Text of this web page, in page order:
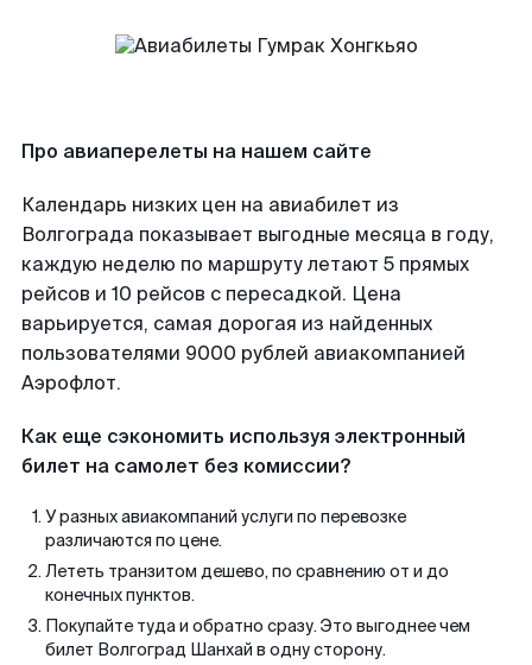
Про авиаперелеты на нашем сайте
Календарь низких цен на авиабилет из
Волгограда показывает выгодные месяца в году,
каждую неделю по маршруту летают 5 прямых
рейсов и 10 рейсов с пересадкой. Цена
варьируется, самая дорогая из найденных
пользователями 9000 рублей авиакомпанией
Аэрофлот.
Как еще сэкономить используя электронный
билет на самолет без комиссии?
У разных авиакомпаний услуги по перевозке
различаются по цене.
Лететь транзитом дешево, по сравнению от и до
конечных пунктов.
Покупайте туда и обратно сразу. Это выгоднее чем
билет Волгоград Шанхай в одну сторону.